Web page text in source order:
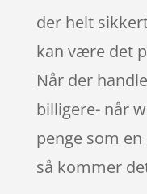
der helt
kan være det
Når der
billigere- når
penge som
så kommer